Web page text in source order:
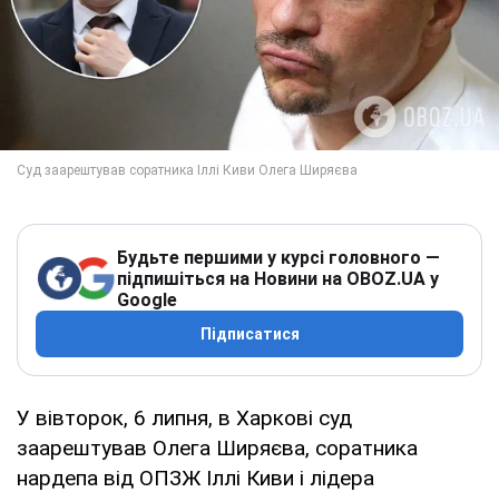
Будьте першими у курсі головного —
підпишіться на Новини на OBOZ.UA у
Google
Підписатися
У вівторок, 6 липня, в Харкові суд
заарештував Олега Ширяєва, соратника
нардепа від ОПЗЖ Іллі Киви і лідера